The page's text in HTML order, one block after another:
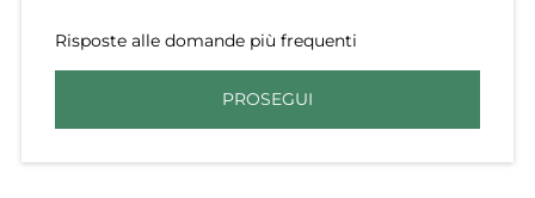
Risposte alle domande più frequenti
PROSEGUI